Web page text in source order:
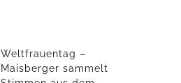
Weltfrauentag –
Maisberger sammelt